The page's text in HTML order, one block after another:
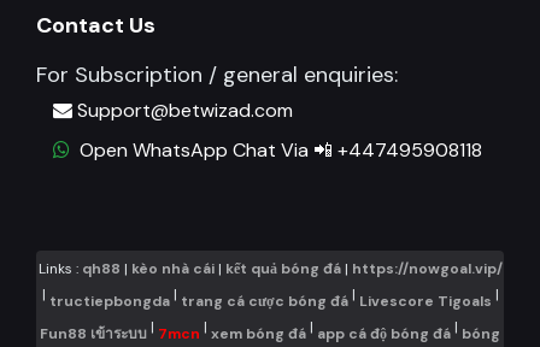
Contact Us
For Subscription / general enquiries:
Support@betwizad.com
Open WhatsApp Chat Via 📲 +447495908118
Links : qh88 | kèo nhà cái| kết quả bóng đá| https://nowgoal.vip/
| tructiepbongda| trang cá cược bóng đá| Livescore Tigoals |
Fun88 เข้าระบบ | 7mcn | xem bóng đá | app cá độ bóng đá | bóng